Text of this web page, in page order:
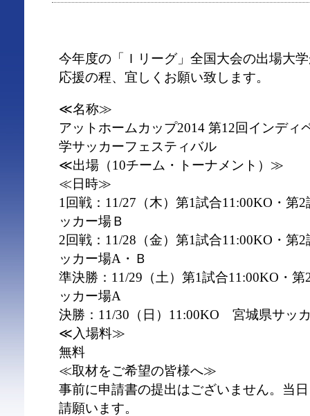
今年度の「Ｉリーグ」全国大会の出場大
応援の程、宜しくお願い致します。
≪名称≫
アットホームカップ2014 第12回インディ
学サッカーフェスティバル
≪出場（10チーム・トーナメント）≫
≪日時≫
1回戦：11/27（木）第1試合11:00KO・
ッカー場Ｂ
2回戦：11/28（金）第1試合11:00KO・
ッカー場A・Ｂ
準決勝：11/29（土）第1試合11:00KO・
ッカー場A
決勝：11/30（日）11:00KO 宮城県サッ
≪入場料≫
無料
≪取材をご希望の皆様へ≫
事前に申請書の提出はございません。当
請願います。